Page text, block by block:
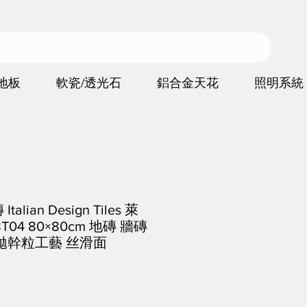
板 軟瓷/透光石 鋁合金天花 照明系統
Italian Design Tiles 萊
80×80cm 地磚 牆磚
幹粒工藝 丝滑面